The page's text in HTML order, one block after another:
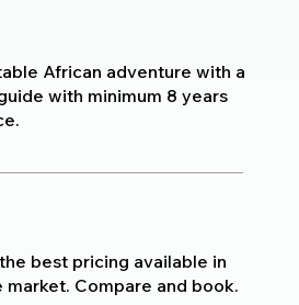
African adventure with a
with minimum 8 years
best pricing available in
market. Compare and book.